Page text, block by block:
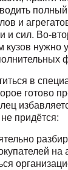
и
и сил. Во-
кузов нужно
в
готово
придётся:
на